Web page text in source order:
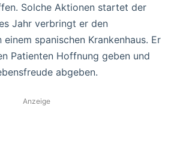
Solche Aktionen startet der
Jahr verbringt er den
spanischen Krankenhaus. Er
Patienten Hoffnung geben und
abgeben.
Anzeige